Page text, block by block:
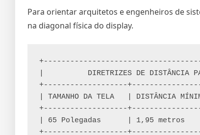
Para orientar arquitetos e engenheiros de
na diagonal física do display.
|          DIRETRIZES DE DISTÂNCIA
+-------------------
| TAMANHO DA TELA   | DISTÂNCIA
+-------------------
| 65 Polegadas      | 1,95
+-------------------